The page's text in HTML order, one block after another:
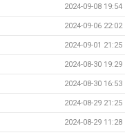
2024-09-08 19:54
2024-09-06 22:02
2024-09-01 21:25
2024-08-30 19:29
2024-08-30 16:53
2024-08-29 21:25
2024-08-29 11:28